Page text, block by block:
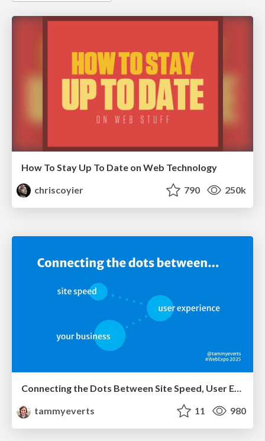
How To Stay Up To Date on Web Technology
chriscoyier
790 250k
Connecting the Dots Between Site Speed, User Experience & Your Business [WebExpo 2025]
tammyeverts
11 980